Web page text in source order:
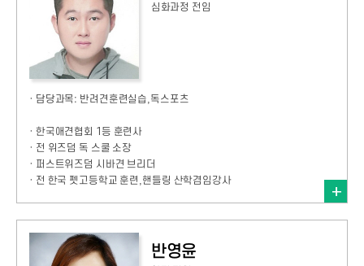
심화과정 전임
· 담당과목: 반려견훈련실습,독스포츠
· 한국애견협회 1등 훈련사
· 전 위즈덤 독 스쿨 소장
· 퍼스트위즈덤 시바견 브리더
· 전 한국 펫고등학교 훈련,핸들링 산학겸임강사
반영윤